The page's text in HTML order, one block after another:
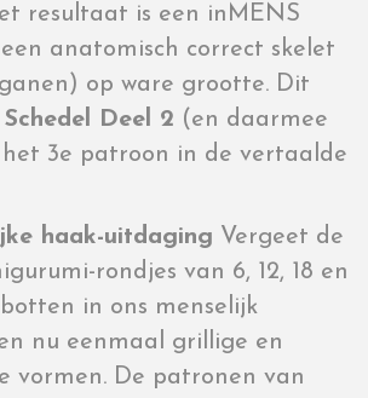
resultaat is een inMENS
anatomisch correct skelet
op ware grootte. Dit
Schedel Deel 2 (en daarmee
het 3e patroon in de vertaalde
haak-uitdaging Vergeet de
rondjes van 6, 12, 18 en
in ons menselijk
nu eenmaal grillige en
vormen. De patronen van